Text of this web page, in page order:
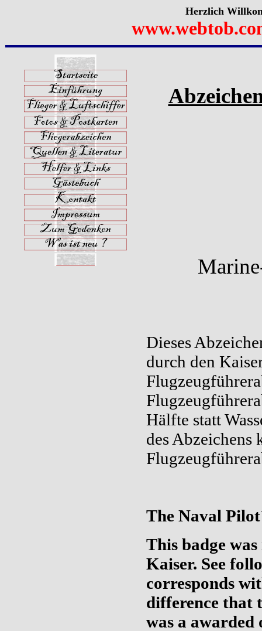
Herzlich
Dieses
durch den
Hälfte statt
des
The Naval
This badge
Kaiser. See
corresponds
difference that
was a